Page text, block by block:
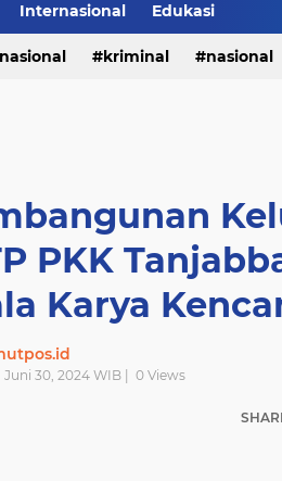
Internasional Edukasi
kriminal nasional
PKK
Karya
30, 2024 WIB | 0Views